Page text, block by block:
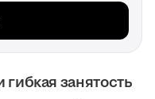
занятость